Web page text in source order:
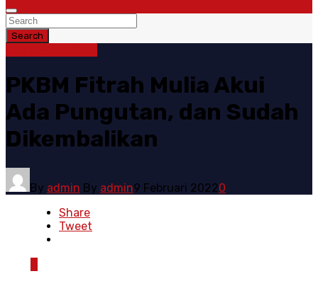
Search
PKBM Fitrah Mulia Akui
Ada Pungutan, dan Sudah
Dikembalikan
By admin By admin9 Februari 20220
Share
Tweet